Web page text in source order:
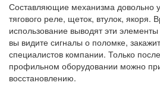
Составляющие механизма довольно
тягового реле, щеток, втулок, якоря.
использование выводят эти
вы видите сигналы о поломке,
специалистов компании. Только
профильном оборудовании можно
восстановлению.